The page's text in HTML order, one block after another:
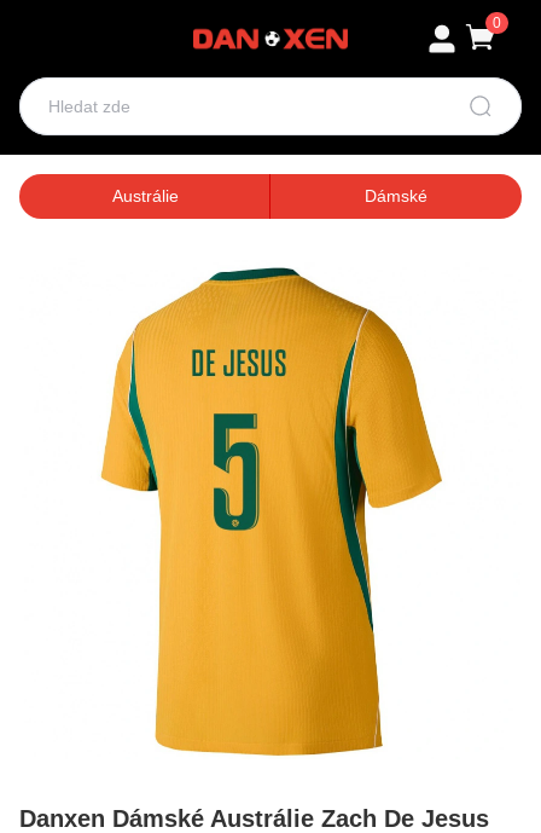
0
Austrálie Dámské
Danxen Dámské Austrálie Zach De Jesus